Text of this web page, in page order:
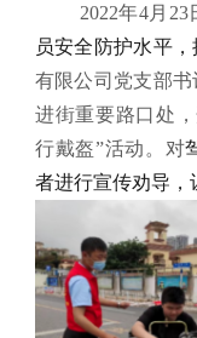
2022年4月23
员安全防护水平，
有限公司党支部
进街重要路口处
行戴盔”活动。对
者进行宣传劝导，